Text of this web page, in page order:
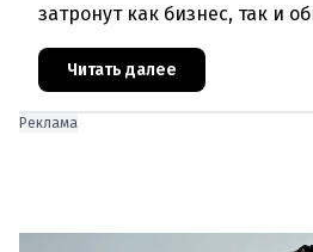
затронут как бизнес, так и
строительном секторе и сф
Читать далее
Реклама